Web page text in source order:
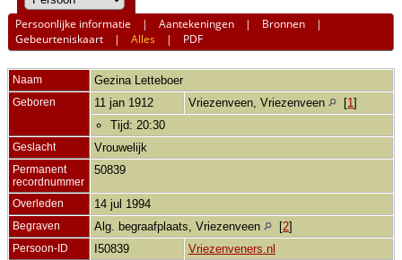
Persoonlijke informatie |Aantekeningen | Bronnen |
Gebeurteniskaart |Alles | PDF
Naam Gezina Letteboer
Geboren 11 jan 1912 Vriezenveen, Vriezenveen [1 ]
Tijd: 20:30
Geslacht Vrouwelijk
Permanent
recordnummer
50839
Overleden 14 jul 1994
Begraven Alg. begraafplaats, Vriezenveen [2]
Persoon-ID I50839 Vriezenveners.nl